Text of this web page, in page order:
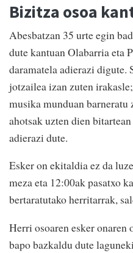
Bizitza osoa
Abesbatzan 35 urte egin
dute kantuan Olabarria eta
daramatela adierazi
jotzailea izan zuten
musika munduan barneratu
ahotsak uzten dien
adierazi dute.
Esker on ekitaldia ez da
meza eta 12:00ak pasatxo
bertaratutako herritarrak,
Herri osoaren esker
bapo bazkaldu dute